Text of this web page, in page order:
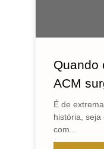
Quando
ACM
É de
história,
com...